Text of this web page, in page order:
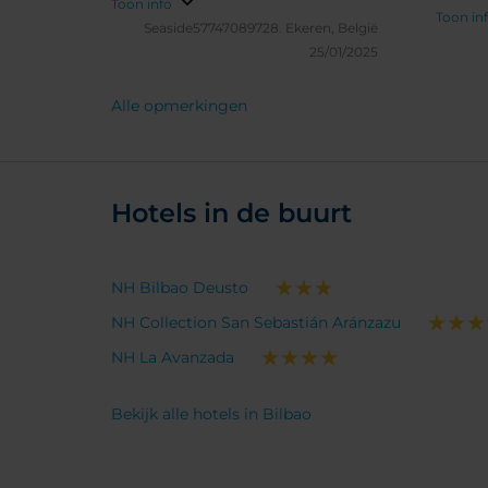
Toon info
Seaside57747089728. Ekeren, België
25/01/2025
Toon
Alle opmerkingen
Hotels in de buurt
NH Bilbao Deusto
NH Collection San Sebastián Aránzazu
NH La Avanzada
Bekijk alle hotels in Bilbao